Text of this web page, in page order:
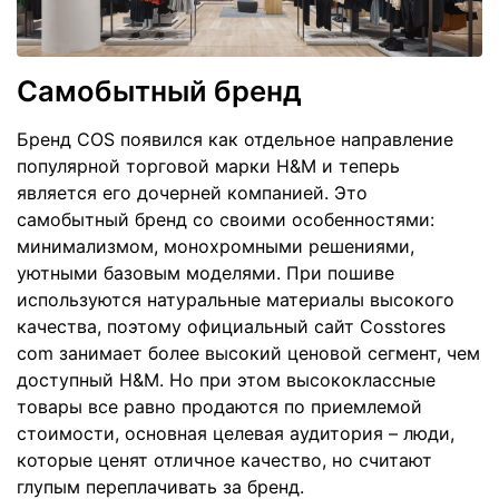
Самобытный бренд
Бренд COS появился как отдельное направление
популярной торговой марки H&M и теперь
является его дочерней компанией. Это
самобытный бренд со своими особенностями:
минимализмом, монохромными решениями,
уютными базовым моделями. При пошиве
используются натуральные материалы высокого
качества, поэтому официальный сайт Cosstores
com занимает более высокий ценовой сегмент, чем
доступный H&M. Но при этом высококлассные
товары все равно продаются по приемлемой
стоимости, основная целевая аудитория – люди,
которые ценят отличное качество, но считают
глупым переплачивать за бренд.